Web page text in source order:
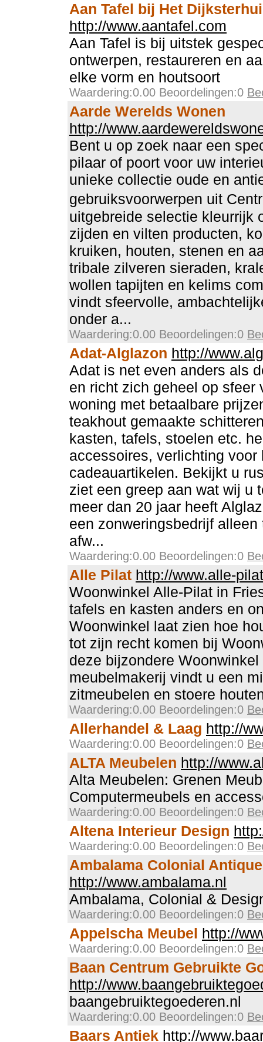
Aan Tafel bij Het
http://www.aantafel.com
Aan Tafel is bij uitstek
ontwerpen, restaureren en
elke vorm en houtsoort
Waardering:0.00 Beoordelingen:0
Aarde Werelds Wonen
http://
Bent u op zoek naar een
pilaar of poort voor uw
unieke collectie oude en
gebruiksvoorwerpen uit
uitgebreide selectie kleurrijk
zijden en vilten producten,
kruiken, houten, stenen en
tribale zilveren sieraden,
wollen tapijten en kelims
vindt sfeervolle,
onder a...
Waardering:0.00 Beoordelingen:0
Adat-Alglazon http://
Adat is net even anders als
en richt zich geheel op sfeer
woning met betaalbare
teakhout gemaakte
kasten, tafels, stoelen etc.
accessoires, verlichting voor
cadeauartikelen. Bekijkt u
ziet een greep aan wat wij u
meer dan 20 jaar heeft
een zonweringsbedrijf
afw...
Waardering:0.00 Beoordelingen:0
Alle Pilat http://www.alle-
Woonwinkel Alle-Pilat in
tafels en kasten anders en
Woonwinkel laat zien hoe
tot zijn recht komen bij
deze bijzondere
meubelmakerij vindt u een
zitmeubelen en stoere
Waardering:0.00 Beoordelingen:0
Allerhandel & Laag http://
Waardering:0.00 Beoordelingen:0
ALTA Meubelen http://
Alta Meubelen: Grenen
Computermeubels en
Waardering:0.00 Beoordelingen:0
Altena Interieur Design
Waardering:0.00 Beoordelingen:0
Ambalama Colonial
http://www.ambalama.nl
Ambalama, Colonial &
Waardering:0.00 Beoordelingen:0
Appelscha Meubel http://
Waardering:0.00 Beoordelingen:0
Baan Centrum Gebruikte
http://
baangebruiktegoederen.nl
Waardering:0.00 Beoordelingen:0
Baars Antiek http://